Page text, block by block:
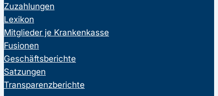
Zuzahlungen
Lexikon
Mitglieder je Krankenkasse
Fusionen
Geschäftsberichte
Satzungen
Transparenzberichte